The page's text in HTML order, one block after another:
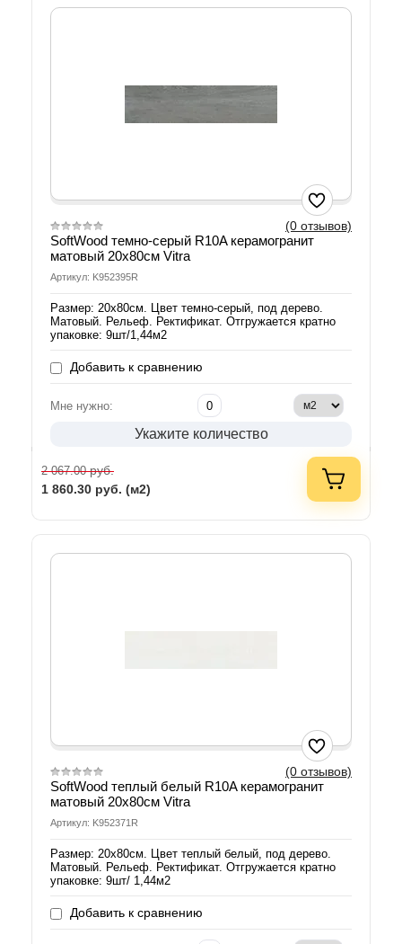
(0 отзывов)
SoftWood темно-серый R10A керамогранит
матовый 20х80см Vitra
Артикул: K952395R
Размер: 20х80см. Цвет темно-серый, под дерево.
Матовый. Рельеф. Ректификат. Отгружается кратно
упаковке: 9шт/1,44м2
Добавить к сравнению
Мне нужно:
Укажите количество
2 067.00руб.
1 860.30 руб. (м2)
(0 отзывов)
SoftWood теплый белый R10A керамогранит
матовый 20х80см Vitra
Артикул: K952371R
Размер: 20х80см. Цвет теплый белый, под дерево.
Матовый. Рельеф. Ректификат. Отгружается кратно
упаковке: 9шт/ 1,44м2
Добавить к сравнению